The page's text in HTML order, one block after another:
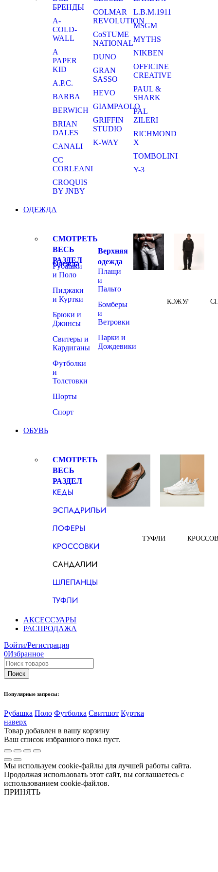
БРЕНДЫ
A-
COLD-
WALL
A
PAPER
KID
A.P.C.
BARBA
BERWICH
BRIAN
DALES
CANALI
CC
CORLEANI
CROQUIS
BY JNBY
COLMAR
REVOLUTION
CoSTUME
NATIONAL
DUNO
GRAN
SASSO
HEVO
GIAMPAOLO
GRIFFIN
STUDIO
K-WAY
L.B.M.1911
MSGM
MYTHS
NIKBEN
OFFICINE
CREATIVE
PAUL &
SHARK
PAL
ZILERI
RICHMOND
X
TOMBOLINI
Y-3
ОДЕЖДА
СМОТРЕТЬ
ВЕСЬ
РАЗДЕЛ
Одежда
Рубашки
и Поло
Пиджаки
и Куртки
Брюки и
Джинсы
Свитеры и
Кардиганы
Футболки
и
Толстовки
Шорты
Спорт
Верхняя
одежда
Плащи
и
Пальто
Бомберы
и
Ветровки
Парки и
Дождевики
КЭЖУАЛ
ОБУВЬ
СМОТРЕТЬ
ВЕСЬ
РАЗДЕЛ
КЕДЫ
ЭСПАДРИЛЬИ
ЛОФЕРЫ
КРОССОВКИ
САНДАЛИИ
ШЛЕПАНЦЫ
ТУФЛИ
ТУФЛИ
АКСЕССУАРЫ
РАСПРОДАЖА
Войти/Регистрация
0Избранное
Популярные запросы:
Рубашка Поло Футболка Свитшот Куртка
наверх
Товар добавлен в вашу корзину
Ваш список избранного пока пуст.
Мы используем cookie-файлы для лучшей работы сайта.
Продолжая использовать этот сайт, вы соглашаетесь с
использованием cookie-файлов.
ПРИНЯТЬ